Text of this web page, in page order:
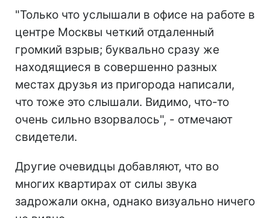
"Только что услышали в офисе на работе в
центре Москвы четкий отдаленный
громкий взрыв; буквально сразу же
находящиеся в совершенно разных
местах друзья из пригорода написали,
что тоже это слышали. Видимо, что-то
очень сильно взорвалось", - отмечают
свидетели.
Другие очевидцы добавляют, что во
многих квартирах от силы звука
задрожали окна, однако визуально ничего